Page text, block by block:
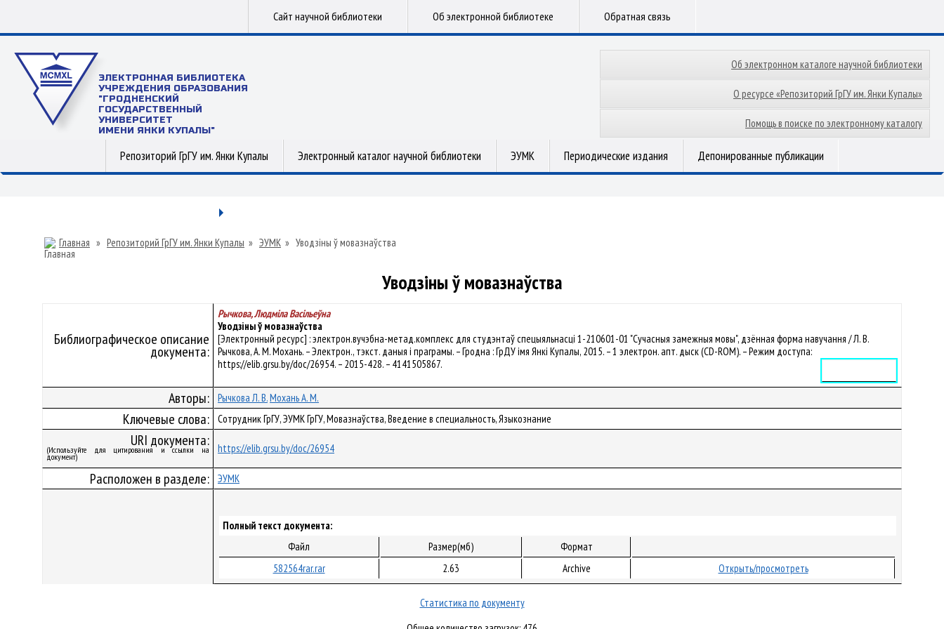
Сайт научной библиотеки Об электронной библиотеке Обратная связь
ЭЛЕКТРОННАЯ БИБЛИОТЕКА
УЧРЕЖДЕНИЯ ОБРАЗОВАНИЯ
"ГРОДНЕНСКИЙ
ГОСУДАРСТВЕННЫЙ
УНИВЕРСИТЕТ
ИМЕНИ ЯНКИ КУПАЛЫ"
Об электронном каталоге научной библиотеки
О ресурсе «Репозиторий ГрГУ им. Янки Купалы»
Помощь в поиске по электронному каталогу
Репозиторий ГрГУ им. Янки Купалы Электронный каталог научной библиотеки ЭУМК Периодические издания Депонированные публикации
Главная » Репозиторий ГрГУ им. Янки Купалы » ЭУМК » Уводзіны ў мовазнаўства
Уводзіны ў мовазнаўства
Библиографическое описание
документа:
Рычкова, Людміла Васільеўна
Уводзіны ў мовазнаўства
[Электронный ресурс] : электрон.вучэбна-метад.комплекс для студэнтаў спецыяльнасці 1-210601-01 "Сучасныя замежныя мовы", дзённая форма навучання / Л. В.
Рычкова, А. М. Мохань. – Электрон., тэкст. даныя і праграмы. – Гродна : ГрДУ імя Янкі Купалы, 2015. – 1 электрон. апт. дыск (CD-ROM). – Режим доступа:
https://elib.grsu.by/doc/26954. – 2015-428. – 4141505867.
Авторы: Рычкова Л. В.Мохань А. М.
Ключевые слова: Сотрудник ГрГУ, ЭУМК ГрГУ, Мовазнаўства, Введение в специальность, Языкознание
URI документа:
(Используйте для цитирования и ссылки на
документ)
https://elib.grsu.by/doc/26954
Расположен в разделе: ЭУМК
Полный текст документа:
Файл
Размер(мб)
Формат
582564rar.rar
2.63 Archive Открыть/просмотреть
Статистика по документу